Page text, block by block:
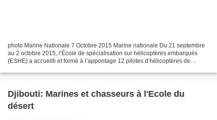
photo Marine Nationale 7 Octobre 2015 Marine nationale Du 21 septembre
au 2 octobre 2015, l’École de spécialisation sur hélicoptères embarqués
(ESHE) a accueilli et formé à l’appontage 12 pilotes d’hélicoptères de
Djibouti: Marines et chasseurs à l'Ecole du
désert